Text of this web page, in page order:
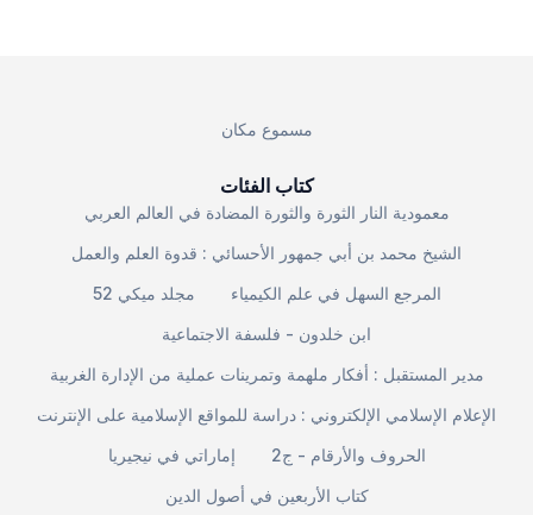
مسموع مكان
كتاب الفئات
معمودية النار الثورة والثورة المضادة في العالم العربي
الشيخ محمد بن أبي جمهور الأحسائي : قدوة العلم والعمل
مجلد ميكي 52
المرجع السهل في علم الكيمياء
ابن خلدون - فلسفة الاجتماعية
مدير المستقبل : أفكار ملهمة وتمرينات عملية من الإدارة الغربية
الإعلام الإسلامي الإلكتروني : دراسة للمواقع الإسلامية على الإنترنت
إماراتي في نيجيريا
الحروف والأرقام - ج2
كتاب الأربعين في أصول الدين